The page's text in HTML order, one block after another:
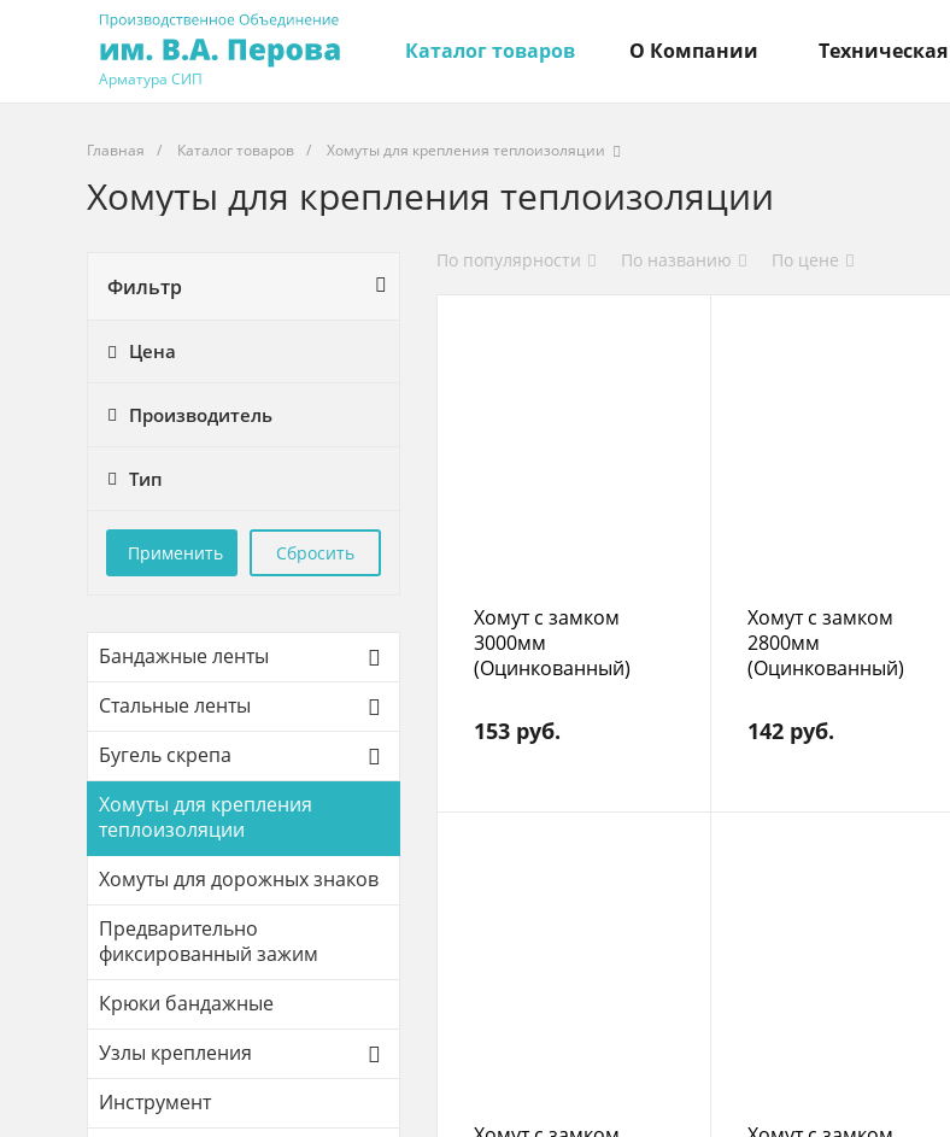
Арматура СИП
Каталог товаров О Компании
Главная / Каталог товаров / Хомуты для крепления теплоизоляции
Хомуты для крепления теплоизоляции
Фильтр
Цена
Производитель
Тип
Бандажные ленты
Стальные ленты
Бугель скрепа
Хомуты для крепления
теплоизоляции
Хомуты для дорожных знаков
Предварительно
фиксированный зажим
Крюки бандажные
Узлы крепления
Инструмент
По популярности По названию По цене
Хомут с замком
3000мм
(Оцинкованный)
153 руб.
Хомут с замком
2800мм
(Оцинкованный)
142 руб.